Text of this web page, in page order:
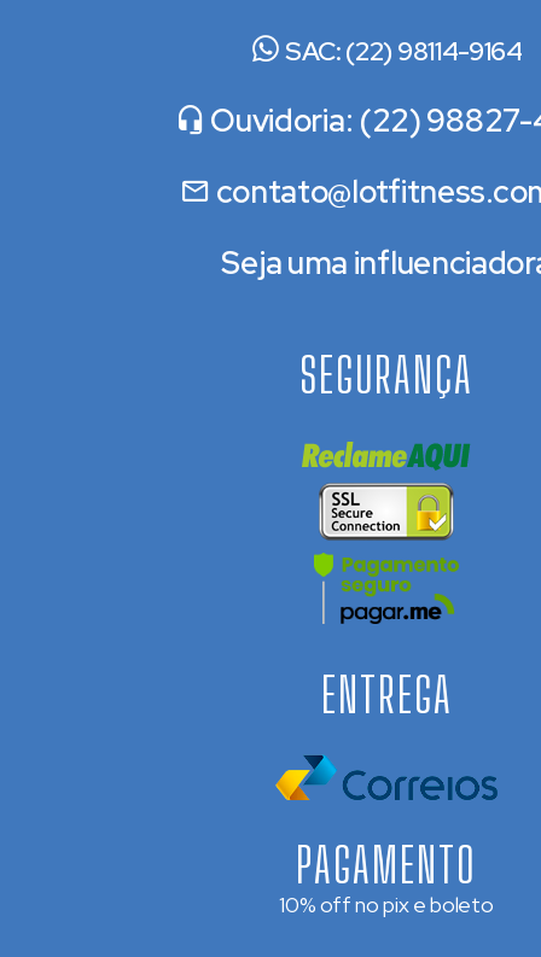
SAC: (22) 98114-9164
Ouvidoria: (22) 98827-
Seja uma
PAGAMENTO
10% off no pix e boleto
ENTREGA
SEGURANÇA